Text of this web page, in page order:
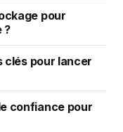
pour
?
clés pour lancer
confiance pour